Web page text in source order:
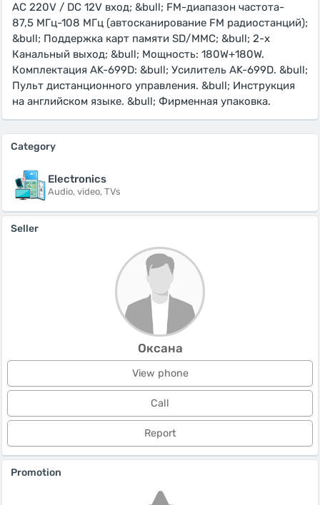
AC 220V / DC 12V вход; &bull; FM-диапазон частота-
87,5 МГц-108 МГц (автосканирование FM радиостанций);
&bull; Поддержка карт памяти SD/MMC; &bull; 2-х
Канальный выход; &bull; Мощность: 180W+180W.
Комплектация AK-699D: &bull; Усилитель AK-699D. &bull;
Пульт дистанционного управления. &bull; Инструкция
на английском языке. &bull; Фирменная упаковка.
Category
Electronics
Audio, video, TVs
Seller
Оксана
View phone
Call
Report
Promotion